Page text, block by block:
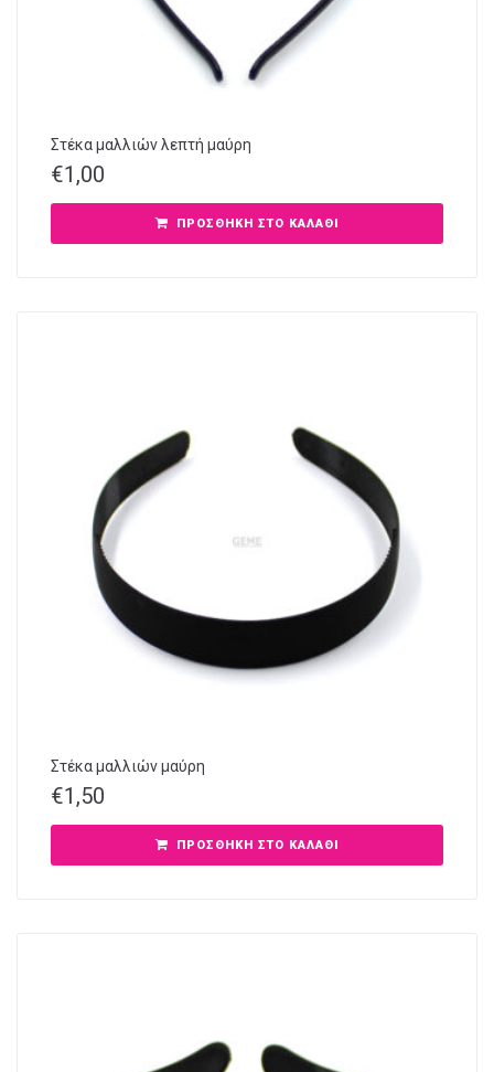
Στέκα μαλλιών λεπτή μαύρη
€1,00
ΠΡΟΣΘΉΚΗ ΣΤΟ ΚΑΛΆΘΙ
Στέκα μαλλιών μαύρη
€1,50
ΠΡΟΣΘΉΚΗ ΣΤΟ ΚΑΛΆΘΙ